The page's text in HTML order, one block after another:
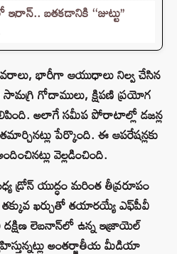
బతకడానికి ‘‘జుట్టు’’
భారీగా ఆయుధాలు నిల్వ చేసిన
సామగ్రి గోదాములు, క్షిపణి ప్రయోగ
తెలిపింది. అలాగే సమీప పోరాటాల్లో డజన్ల
పేర్కొంది. ఈ ఆపరేషన్లకు
వెల్లడించింది.
డ్రోన్ యుద్ధం మరింత తీవ్రరూపం
ఖర్చుతో తయారయ్యే ఎఫ్‌పీవీ
లెబనాన్‌లో ఉన్న ఇజ్రాయెల్
అంతర్జాతీయ మీడియా